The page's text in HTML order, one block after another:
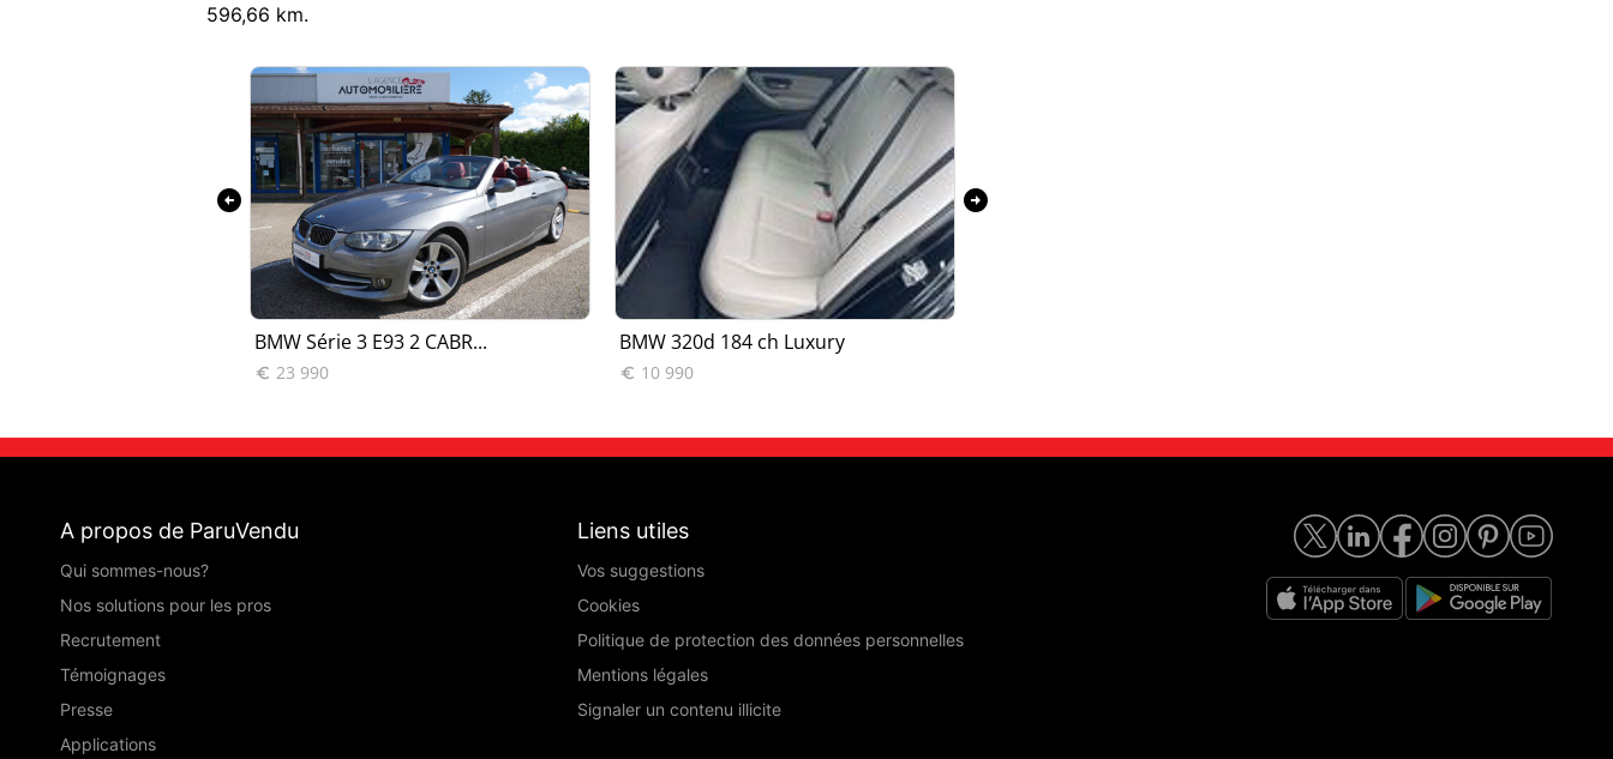
596,66 km.
BMW Série 3 E93 2 CABR...
 23 990
BMW 320d 184 ch Luxury
 10 990
arrow_circle_left arrow_circle_right
A propos de ParuVendu
Qui sommes-nous?
Nos solutions pour les pros
Recrutement
Témoignages
Presse
Applications
Liens utiles
Vos suggestions
Cookies
Politique de protection des données personnelles
Mentions légales
Signaler un contenu illicite